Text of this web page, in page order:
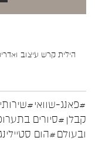
#פאנג-שוואי
קבלן #סיורים
ובעולם#הום